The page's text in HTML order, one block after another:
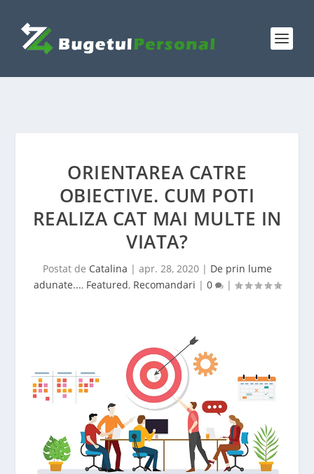
ORIENTAREA CATRE
OBIECTIVE. CUM POTI
REALIZA CAT MAI MULTE IN
VIATA?
Postat de Catalina | apr. 28, 2020| De prin lume
adunate..., Featured, Recomandari | 0 |